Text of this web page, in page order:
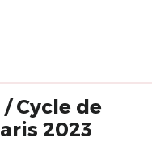
Cycle de
2023